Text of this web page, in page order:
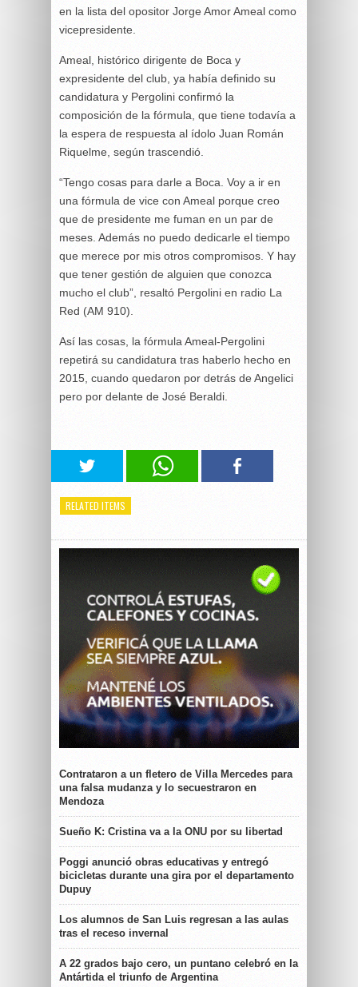
en la lista del opositor Jorge Amor Ameal como
vicepresidente.
Ameal, histórico dirigente de Boca y
expresidente del club, ya había definido su
candidatura y Pergolini confirmó la
composición de la fórmula, que tiene todavía a
la espera de respuesta al ídolo Juan Román
Riquelme, según trascendió.
“Tengo cosas para darle a Boca. Voy a ir en
una fórmula de vice con Ameal porque creo
que de presidente me fuman en un par de
meses. Además no puedo dedicarle el tiempo
que merece por mis otros compromisos. Y hay
que tener gestión de alguien que conozca
mucho el club”, resaltó Pergolini en radio La
Red (AM 910).
Así las cosas, la fórmula Ameal-Pergolini
repetirá su candidatura tras haberlo hecho en
2015, cuando quedaron por detrás de Angelici
pero por delante de José Beraldi.
RELATED ITEMS
Contrataron a un fletero de Villa Mercedes para
una falsa mudanza y lo secuestraron en
Mendoza
Sueño K: Cristina va a la ONU por su libertad
Poggi anunció obras educativas y entregó
bicicletas durante una gira por el departamento
Dupuy
Los alumnos de San Luis regresan a las aulas
tras el receso invernal
A 22 grados bajo cero, un puntano celebró en la
Antártida el triunfo de Argentina